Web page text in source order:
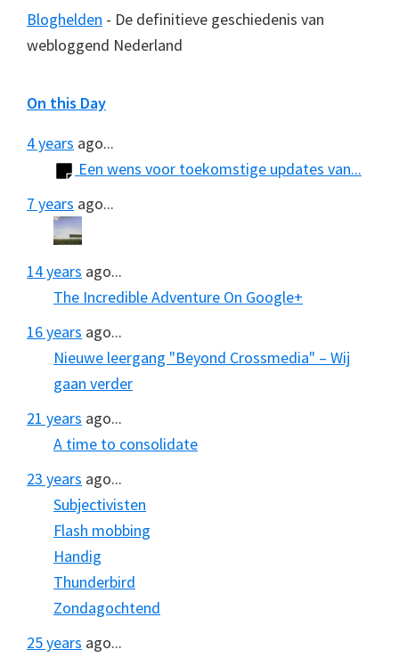
Bloghelden - De definitieve geschiedenis van
webloggend Nederland
On this Day
4 years ago...
Een wens voor toekomstige updates van...
7 years ago...
14 years ago...
The Incredible Adventure On Google+
16 years ago...
Nieuwe leergang "Beyond Crossmedia" – Wij
gaan verder
21 years ago...
A time to consolidate
23 years ago...
Subjectivisten
Flash mobbing
Handig
Thunderbird
Zondagochtend
25 years ago...